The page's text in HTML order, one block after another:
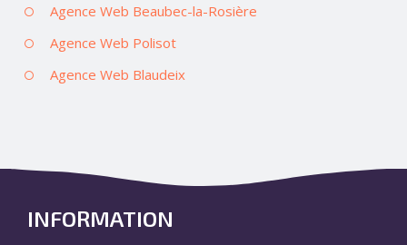
Agence Web Beaubec-la-Rosière
Agence Web Polisot
Agence Web Blaudeix
INFORMATION